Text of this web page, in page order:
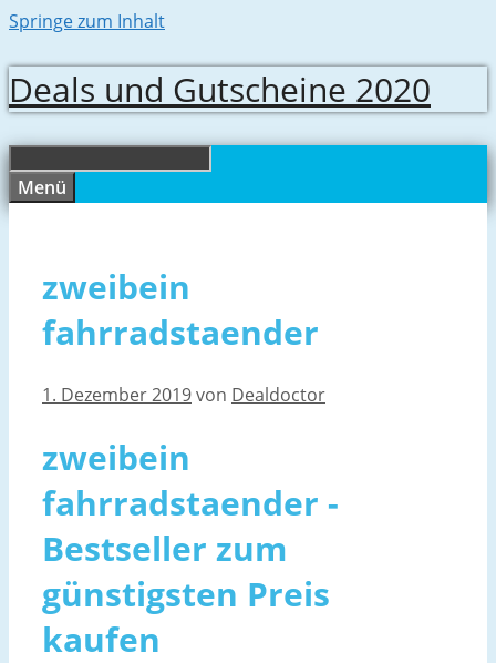
Springe zum Inhalt
Deals und Gutscheine 2020
Menü
zweibein
fahrradstaender
1. Dezember 2019von Dealdoctor
zweibein
fahrradstaender -
Bestseller zum
günstigsten Preis
kaufen